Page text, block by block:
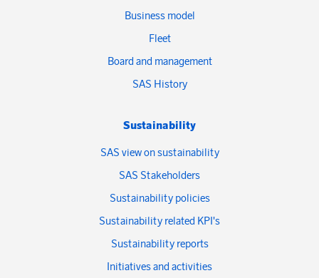
Business model
Fleet
Board and management
SAS History
Sustainability
SAS view on sustainability
SAS Stakeholders
Sustainability policies
Sustainability related KPI's
Sustainability reports
Initiatives and activities